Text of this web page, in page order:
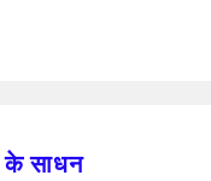
के साधन